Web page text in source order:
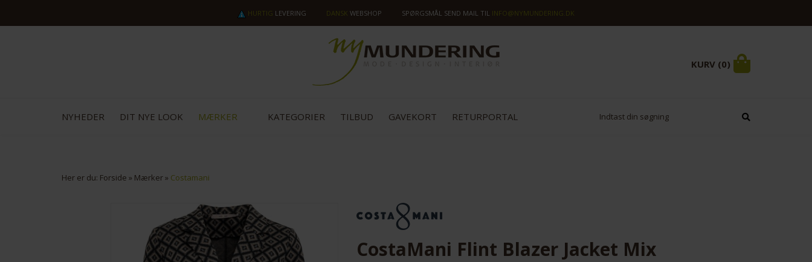
HURTIG LEVERING DANSK WEBSHOP SPØRGSMÅL SEND MAIL TIL INFO@NYMUNDERING.DK
KURV (0)
NYHEDER DIT NYE LOOK MÆRKER KATEGORIER TILBUD GAVEKORT RETURPORTAL
Her er du: Forside » Mærker» Costamani
CostaMani Flint Blazer Jacket Mix